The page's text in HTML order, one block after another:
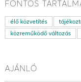
FONTOS
élő közvetítés
közreműködő változás
AJÁNLÓ